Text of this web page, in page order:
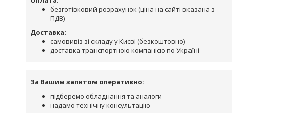
безготівковий розрахунок (ціна на сайті вказана з
ПДВ)
Доставка:
самовивіз зі складу у Києві (безкоштовно)
доставка транспортною компанією по Україні
За Вашим запитом оперативно:
підберемо обладнання та аналоги
надамо технічну консультацію